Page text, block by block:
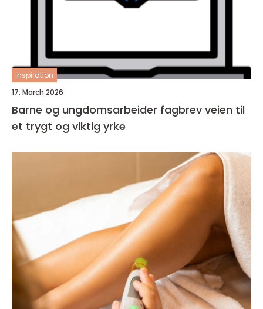
inspiration
17. March 2026
Barne og ungdomsarbeider fagbrev veien til
et trygt og viktig yrke